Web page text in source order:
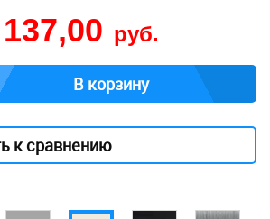
руб.
В корзину
к сравнению